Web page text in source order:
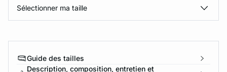
Sélectionner ma taille
Guide des tailles
Description, composition, entretien et